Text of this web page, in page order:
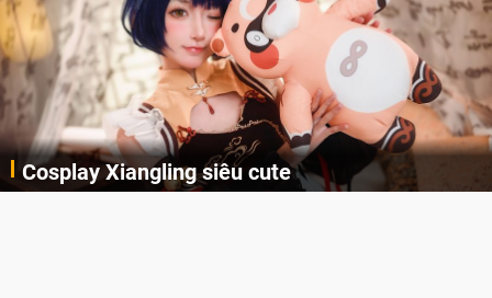
Cosplay Xiangling siêu cute